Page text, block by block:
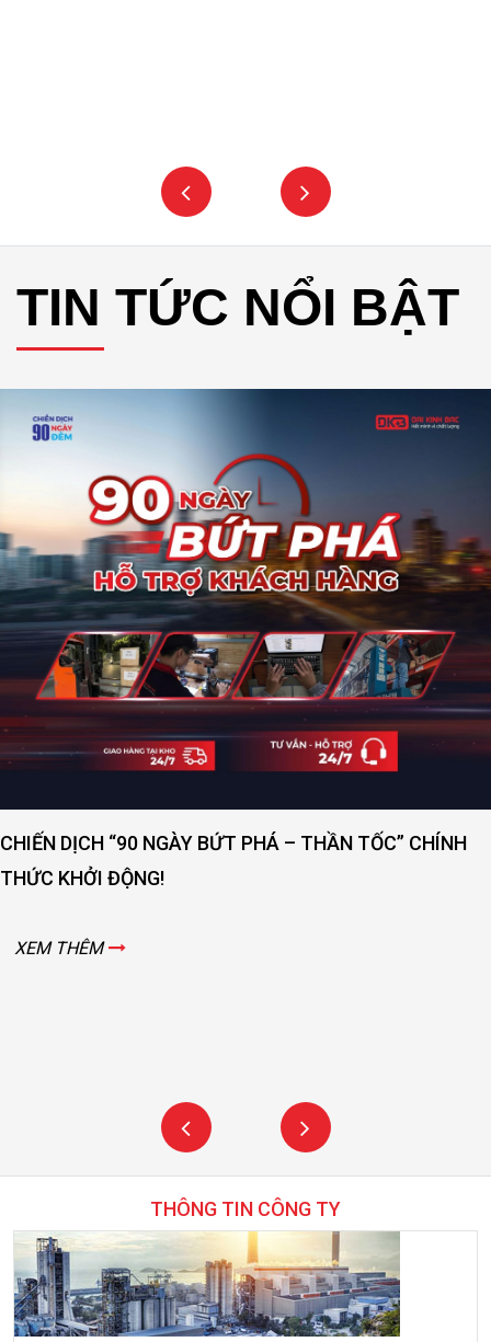
TIN TỨC NỔI BẬT
CHIẾN DỊCH “90 NGÀY BỨT PHÁ – THẦN TỐC” CHÍNH
THỨC KHỞI ĐỘNG!
XEM THÊM
THÔNG TIN CÔNG TY